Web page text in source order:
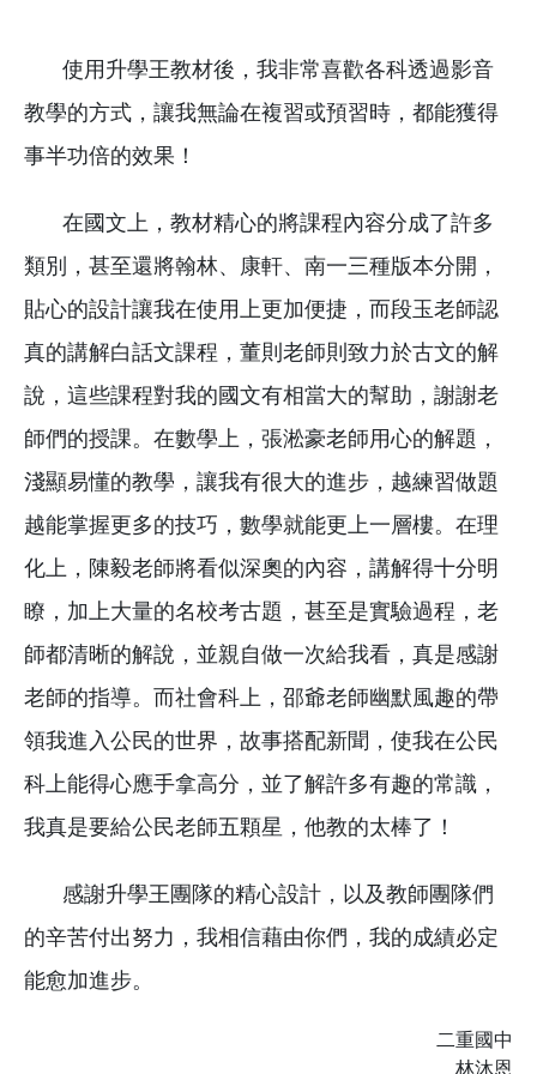
使用升學王教材後，我非常喜歡各科透過影音
教學的方式，讓我無論在複習或預習時，都能獲得
事半功倍的效果！
在國文上，教材精心的將課程內容分成了許多
類別，甚至還將翰林、康軒、南一三種版本分開，
貼心的設計讓我在使用上更加便捷，而段玉老師認
真的講解白話文課程，董則老師則致力於古文的解
說，這些課程對我的國文有相當大的幫助，謝謝老
師們的授課。在數學上，張淞豪老師用心的解題，
淺顯易懂的教學，讓我有很大的進步，越練習做題
越能掌握更多的技巧，數學就能更上一層樓。在理
化上，陳毅老師將看似深奧的內容，講解得十分明
瞭，加上大量的名校考古題，甚至是實驗過程，老
師都清晰的解說，並親自做一次給我看，真是感謝
老師的指導。而社會科上，邵爺老師幽默風趣的帶
領我進入公民的世界，故事搭配新聞，使我在公民
科上能得心應手拿高分，並了解許多有趣的常識，
我真是要給公民老師五顆星，他教的太棒了！
感謝升學王團隊的精心設計，以及教師團隊們
的辛苦付出努力，我相信藉由你們，我的成績必定
能愈加進步。
二重國中
林沐恩